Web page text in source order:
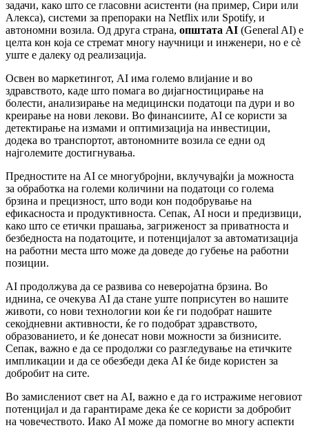
задачи, како што се гласовни асистенти (на пример, Сири или
Алекса), системи за препораки на Netflix или Spotify, и
автономни возила. Од друга страна, општата AI (General AI) е
целта кон која се стремат многу научници и инженери, но е сè
уште е далеку од реализација.
Освен во маркетингот, AI има големо влијание и во
здравството, каде што помага во дијагностицирање на
болести, анализирање на медицински податоци па дури и во
креирање на нови лекови. Во финансиите, AI се користи за
детектирање на измами и оптимизација на инвестиции,
додека во транспортот, автономните возила се едни од
најголемите достигнувања.
Предностите на AI се многубројни, вклучувајќи ја можноста
за обработка на големи количини на податоци со голема
брзина и прецизност, што води кон подобрување на
ефикасноста и продуктивноста. Сепак, AI носи и предизвици,
како што се етички прашања, загриженост за приватноста и
безбедноста на податоците, и потенцијалот за автоматизација
на работни места што може да доведе до губење на работни
позиции.
AI продолжува да се развива со неверојатна брзина. Во
иднина, се очекува AI да стане уште поприсутен во нашите
животи, со нови технологии кои ќе ги подобрат нашите
секојдневни активности, ќе го подобрат здравството,
образованието, и ќе донесат нови можности за бизнисите.
Сепак, важно е да се продолжи со разгледување на етичките
импликации и да се обезбеди дека AI ќе биде користен за
добробит на сите.
Во замислениот свет на AI, важно е да го истражиме неговиот
потенцијал и да гарантираме дека ќе се користи за добробит
на човечеството. Иако AI може да помогне во многу аспекти